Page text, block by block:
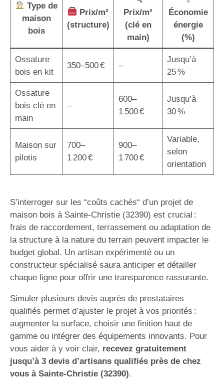
Type de
maison
bois
Prix/m²
(structure)
Prix/m²
(clé en
main)
Économie
énergie
(%)
Ossature
bois en kit
350–500 € –
Jusqu’à
25 %
Ossature
bois clé en
main
–
600–
1 500 €
Jusqu’à
30 %
Maison sur
pilotis
700–
1 200 €
900–
1 700 €
Variable,
selon
orientation
S’interroger sur les “coûts cachés“ d’un projet de
maison bois à Sainte-Christie (32390) est crucial :
frais de raccordement, terrassement ou adaptation de
la structure à la nature du terrain peuvent impacter le
budget global. Un artisan expérimenté ou un
constructeur spécialisé saura anticiper et détailler
chaque ligne pour offrir une transparence rassurante.
Simuler plusieurs devis auprès de prestataires
qualifiés permet d’ajuster le projet à vos priorités :
augmenter la surface, choisir une finition haut de
gamme ou intégrer des équipements innovants. Pour
vous aider à y voir clair, recevez gratuitement
jusqu’à 3 devis d’artisans qualifiés près de chez
vous à Sainte-Christie (32390).